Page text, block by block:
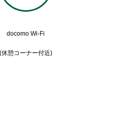
docomo Wi-Fi
(休憩コーナー付近)